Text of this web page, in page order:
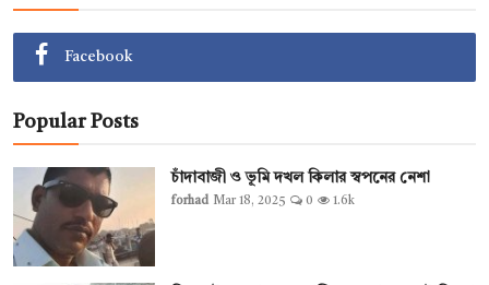
Facebook
Popular Posts
চাঁদাবাজী ও ভূমি দখল কিলার স্বপনের নেশা
forhad Mar 18, 2025 0 1.6k